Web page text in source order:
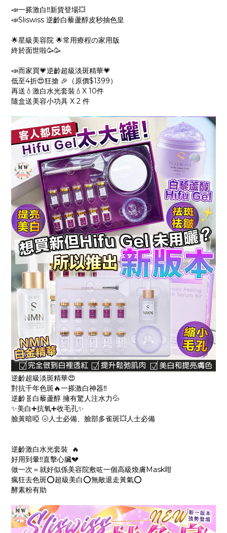
📣一搽激白‼新貨登場💥
📣Sliswiss 逆齡白藜蘆醇皮秒抽色皇
🌟星級美容院 🌟常用療程の家用版
終於面世啦🥳🥳
📣而家買💗逆齡超級淡斑精華💗
低至4折😍狂搶 🎉（原價$1399）
再送💧激白水光套裝💧X 10件
隨盒送美容小功具 X 2 件
逆齡超級淡斑精華😍
對抗千年色斑🔥一搽激白神器‼
逆齡🧬白藜蘆醇 擁有驚人注水力💦
✨美白➕抗氧➕收毛孔✨
臉黃暗啞 🌝人士必備、臉部多雀斑💥人士必備
逆齡激白水光套裝 🔥
好用到暈‼直擊心臟💔
做一次＝就好似係美容院敷咗一個高級煥膚Mask咁
瘋狂去色斑⭕超級美白⭕無敵退走黃氣⭕
酵素粉有助